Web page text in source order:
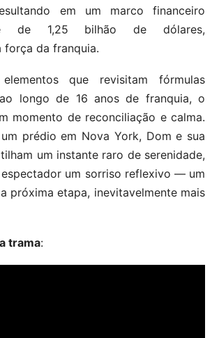
em um marco financeiro
de 1,25 bilhão de dólares,
força da franquia.
que revisitam fórmulas
longo de 16 anos de franquia, o
momento de reconciliação e calma.
prédio em Nova York, Dom e sua
um instante raro de serenidade,
um sorriso reflexivo — um
próxima etapa, inevitavelmente mais
trama: